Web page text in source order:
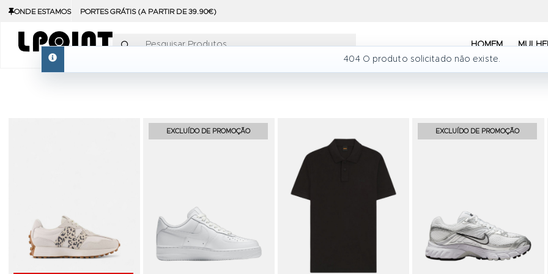
ONDE ESTAMOS PORTES GRÁTIS (A PARTIR DE 39.90€)
Pesquisar Produtos
HOMEM
info
404 O produto solicitado não existe.
Adicionar aos Favoritos
EXCLUÍDO DE PROMOÇÃO Adicionar aos Favoritos
EXCLUÍDO DE PROMOÇÃO
DESCONTO
outras promoções ou campanhas.
Ao subscreveres a newsletter
nossaPolítica de Privacidadee
tratamento dos teus dados para envio